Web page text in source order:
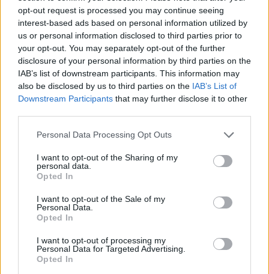
opt-out request is processed you may continue seeing
interest-based ads based on personal information utilized by
us or personal information disclosed to third parties prior to
your opt-out. You may separately opt-out of the further
disclosure of your personal information by third parties on the
IAB’s list of downstream participants. This information may
also be disclosed by us to third parties on the IAB’s List of
Downstream Participants that may further disclose it to other
Personal Data Processing Opt Outs
I want to opt-out of the Sharing of my
personal data.
Opted In
I want to opt-out of the Sale of my
Personal Data.
Opted In
I want to opt-out of processing my
Personal Data for Targeted Advertising.
Opted In
Износът на електромобили от Китай
е нараснал със 120%
06.08.2026 / 16:30
Ню Йорк стана 14-ият щат на САЩ, в
който е разрешена евтаназията
06.08.2026 / 16:00